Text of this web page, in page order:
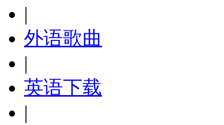
|
外语歌曲
|
英语下载
|